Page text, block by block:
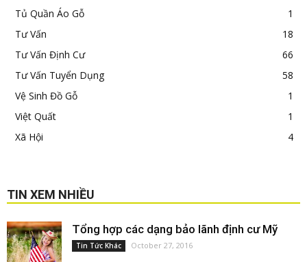
Tủ Quần Áo Gỗ
1
Tư Vấn
18
Tư Vấn Định Cư
66
Tư Vấn Tuyển Dụng
58
Vệ Sinh Đồ Gỗ
1
Việt Quất
1
Xã Hội
4
TIN XEM NHIỀU
Tổng hợp các dạng bảo lãnh định cư Mỹ
Tin Tức Khác October 27, 2016